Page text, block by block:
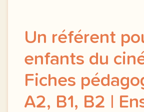
Un référent
enfants du
Fiches
A2, B1, B2 |